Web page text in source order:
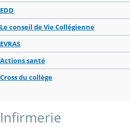
EDD
Le conseil de Vie Collégienne
EVRAS
Actions santé
Cross du collège
Infirmerie